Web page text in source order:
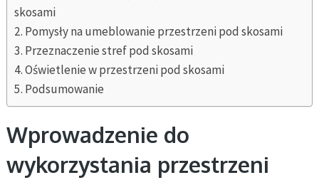
skosami
Pomysły na umeblowanie przestrzeni pod skosami
Przeznaczenie stref pod skosami
Oświetlenie w przestrzeni pod skosami
Podsumowanie
Wprowadzenie do
wykorzystania przestrzeni